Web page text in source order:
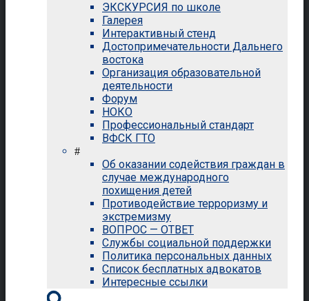
ЭКСКУРСИЯ по школе
Галерея
Интерактивный стенд
Достопримечательности Дальнего
востока
Организация образовательной
деятельности
Форум
НОКО
Профессиональный стандарт
ВФСК ГТО
#
Об оказании содействия граждан в
случае международного
похищения детей
Противодействие терроризму и
экстремизму
ВОПРОС — ОТВЕТ
Службы социальной поддержки
Политика персональных данных
Список бесплатных адвокатов
Интересные ссылки